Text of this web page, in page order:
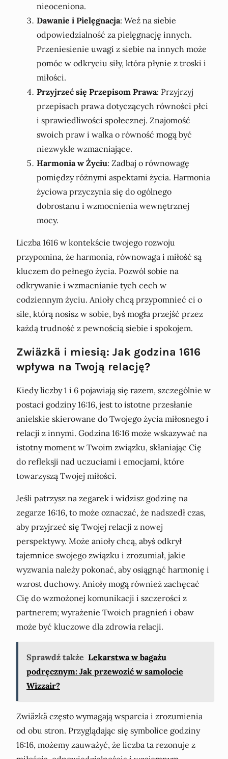
nieoceniona.
Dawanie i Pielęgnacja: Weź na siebie
odpowiedzialność za pielęgnację innych.
Przeniesienie uwagi z siebie na innych może
pomóc w odkryciu siły, która płynie z troski i
miłości.
Przyjrzeć się Przepisom Prawa: Przyjrzyj
przepisach prawa dotyczących równości płci
i sprawiedliwości społecznej. Znajomość
swoich praw i walka o równość mogą być
niezwykle wzmacniające.
Harmonia w Życiu: Zadbaj o równowagę
pomiędzy różnymi aspektami życia. Harmonia
życiowa przyczynia się do ogólnego
dobrostanu i wzmocnienia wewnętrznej
mocy.
Liczba 1616 w kontekście twojego rozwoju
przypomina, że harmonia, równowaga i miłość są
kluczem do pełnego życia. Pozwól sobie na
odkrywanie i wzmacnianie tych cech w
codziennym życiu. Anioły chcą przypomnieć ci o
sile, którą nosisz w sobie, byś mogła przejść przez
każdą trudność z pewnością siebie i spokojem.
Zwiäzkä i miesią: Jak godzina 1616
wpływa na Twoją relację?
Kiedy liczby 1 i 6 pojawiają się razem, szczególnie w
postaci godziny 16:16, jest to istotne przesłanie
anielskie skierowane do Twojego życia miłosnego i
relacji z innymi. Godzina 16:16 może wskazywać na
istotny moment w Twoim związku, skłaniając Cię
do refleksji nad uczuciami i emocjami, które
towarzyszą Twojej miłości.
Jeśli patrzysz na zegarek i widzisz godzinę na
zegarze 16:16, to może oznaczać, że nadszedł czas,
aby przyjrzeć się Twojej relacji z nowej
perspektywy. Może anioły chcą, abyś odkrył
tajemnice swojego związku i zrozumiał, jakie
wyzwania należy pokonać, aby osiągnąć harmonię i
wzrost duchowy. Anioły mogą również zachęcać
Cię do wzmożonej komunikacji i szczerości z
partnerem; wyrażenie Twoich pragnień i obaw
może być kluczowe dla zdrowia relacji.
Sprawdź także Lekarstwa w bagażu
podręcznym: Jak przewozić w samolocie
Wizzair?
Zwiäzkä często wymagają wsparcia i zrozumienia
od obu stron. Przyglądając się symbolice godziny
16:16, możemy zauważyć, że liczba ta rezonuje z